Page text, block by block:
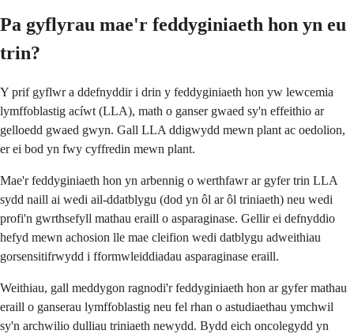
Pa gyflyrau mae'r feddyginiaeth hon yn eu
trin?
Y prif gyflwr a ddefnyddir i drin y feddyginiaeth hon yw lewcemia
lymffoblastig acíwt (LLA), math o ganser gwaed sy'n effeithio ar
gelloedd gwaed gwyn. Gall LLA ddigwydd mewn plant ac oedolion,
er ei bod yn fwy cyffredin mewn plant.
Mae'r feddyginiaeth hon yn arbennig o werthfawr ar gyfer trin LLA
sydd naill ai wedi ail-ddatblygu (dod yn ôl ar ôl triniaeth) neu wedi
profi'n gwrthsefyll mathau eraill o asparaginase. Gellir ei defnyddio
hefyd mewn achosion lle mae cleifion wedi datblygu adweithiau
gorsensitifrwydd i fformwleiddiadau asparaginase eraill.
Weithiau, gall meddygon ragnodi'r feddyginiaeth hon ar gyfer mathau
eraill o ganserau lymffoblastig neu fel rhan o astudiaethau ymchwil
sy'n archwilio dulliau triniaeth newydd. Bydd eich oncolegydd yn